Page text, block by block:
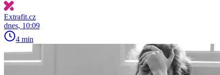
Extrafit.cz
dnes, 10:09
4 min